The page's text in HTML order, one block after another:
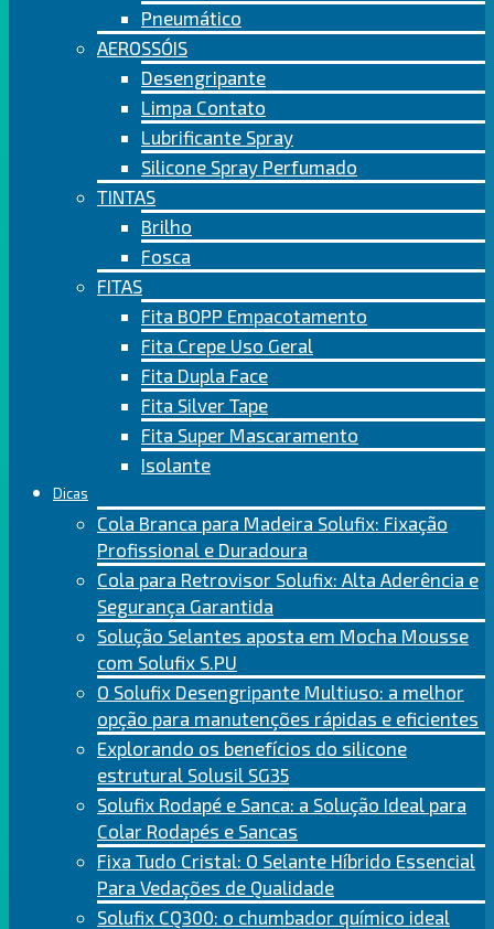
Pneumático
AEROSSÓIS
Desengripante
Limpa Contato
Lubrificante Spray
Silicone Spray Perfumado
TINTAS
Brilho
Fosca
FITAS
Fita BOPP Empacotamento
Fita Crepe Uso Geral
Fita Dupla Face
Fita Silver Tape
Fita Super Mascaramento
Isolante
Dicas
Cola Branca para Madeira Solufix: Fixação
Profissional e Duradoura
Cola para Retrovisor Solufix: Alta Aderência e
Segurança Garantida
Solução Selantes aposta em Mocha Mousse
com Solufix S.PU
O Solufix Desengripante Multiuso: a melhor
opção para manutenções rápidas e eficientes
Explorando os benefícios do silicone
estrutural Solusil SG35
Solufix Rodapé e Sanca: a Solução Ideal para
Colar Rodapés e Sancas
Fixa Tudo Cristal: O Selante Híbrido Essencial
Para Vedações de Qualidade
Solufix CQ300: o chumbador químico ideal